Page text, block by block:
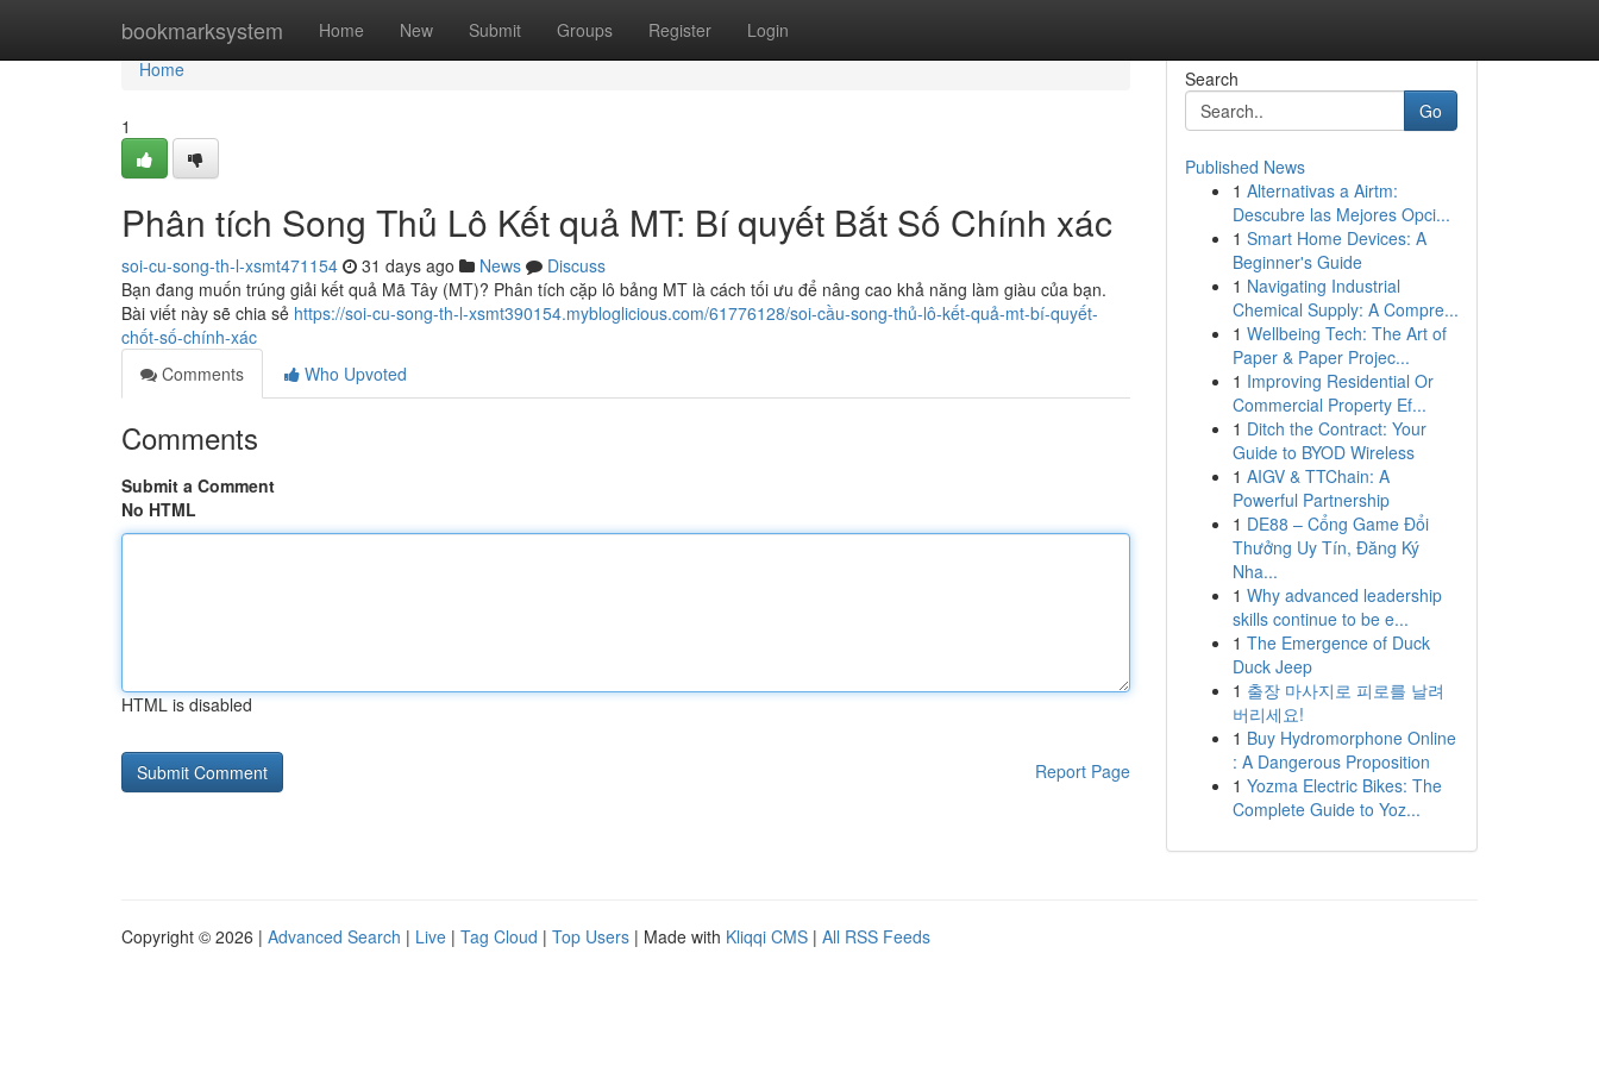
bookmarksystem Home New Submit Groups Register Login
Home
Home
1
Phân tích Song Thủ Lô Kết quả MT: Bí quyết Bắt Số Chính xác
soi-cu-song-th-l-xsmt471154 31 days ago News
Discuss
Bạn đang muốn trúng giải kết quả Mã Tây (MT)? Phân tích cặp lô bảng MT là cách tối ưu để nâng cao khả năng làm giàu của bạn.
Bài viết này sẽ chia sẻ https://soi-cu-song-th-l-xsmt390154.mybloglicious.com/61776128/soi-cầu-song-thủ-lô-kết-quả-mt-bí-quyết-
chốt-số-chính-xác
Comments
Who Upvoted
Comments
Submit a Comment
No HTML
HTML is disabled
Report Page
Search
Go
Published News
1 Alternativas a Airtm:
Descubre las Mejores Opci...
1 Smart Home Devices: A
Beginner's Guide
1 Navigating Industrial
Chemical Supply: A Compre...
1 Wellbeing Tech: The Art of
Paper & Paper Projec...
1 Improving Residential Or
Commercial Property Ef...
1 Ditch the Contract: Your
Guide to BYOD Wireless
1 AIGV & TTChain: A
Powerful Partnership
1 DE88 – Cổng Game Đổi
Thưởng Uy Tín, Đăng Ký
Nha...
1 Why advanced leadership
skills continue to be e...
1 The Emergence of Duck
Duck Jeep
1 출장 마사지로 피로를 날려
버리세요!
1 Buy Hydromorphone Online
: A Dangerous Proposition
1 Yozma Electric Bikes: The
Complete Guide to Yoz...
Copyright © 2026 | Advanced Search | Live | Tag Cloud | Top Users | Made with Kliqqi CMS | All RSS Feeds